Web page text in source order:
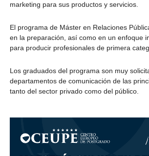
marketing para sus productos y servicios.
El programa de Máster en Relaciones
en la preparación, así como en un enfoque
para producir profesionales de primera
Los graduados del programa son muy
departamentos de comunicación de las
tanto del sector privado como del público.